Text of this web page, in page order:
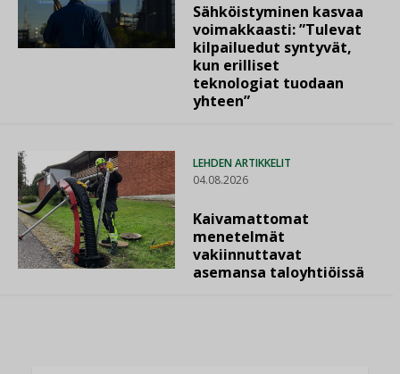
Sähköistyminen kasvaa
voimakkaasti: ”Tulevat
kilpailuedut syntyvät,
kun erilliset
teknologiat tuodaan
yhteen”
LEHDEN ARTIKKELIT
04.08.2026
Kaivamattomat
menetelmät
vakiinnuttavat
asemansa taloyhtiöissä